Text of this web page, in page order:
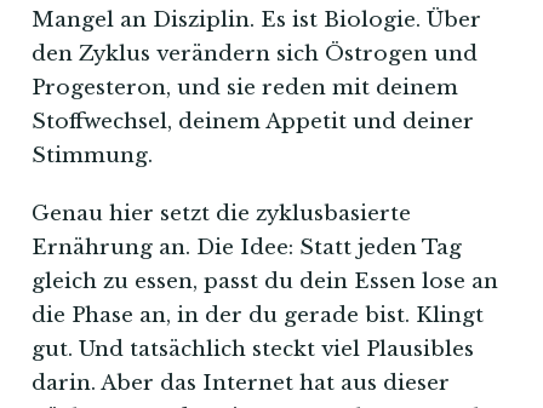
Mangel an Disziplin. Es ist Biologie. Über
den Zyklus verändern sich Östrogen und
Progesteron, und sie reden mit deinem
Stoffwechsel, deinem Appetit und deiner
Stimmung.
Genau hier setzt die zyklusbasierte
Ernährung an. Die Idee: Statt jeden Tag
gleich zu essen, passt du dein Essen lose an
die Phase an, in der du gerade bist. Klingt
gut. Und tatsächlich steckt viel Plausibles
darin. Aber das Internet hat aus dieser